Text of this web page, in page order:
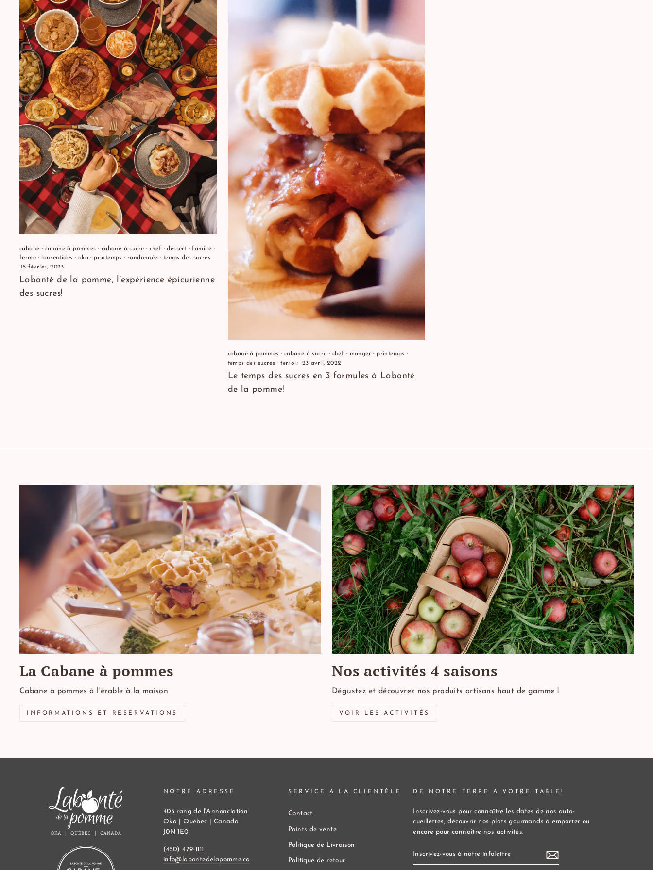
cabane · cabane à pommes · cabane à sucre · chef ·dessert ·famille ·
ferme · laurentides · oka · printemps · randonnée · temps des sucres
·15 février, 2023
Labonté de la pomme, l’expérience épicurienne
des sucres!
cabane à pommes · cabane à sucre · chef · manger · printemps ·
temps des sucres ·terroir ·23 avril, 2022
Le temps des sucres en 3 formules à Labonté
de la pomme!
La Cabane à pommes
Cabane à pommes à l'érable à la maison
INFORMATIONS ET RÉSERVATIONS
Nos activités 4 saisons
Dégustez et découvrez nos produits artisans haut de gamme !
VOIR LES ACTIVITÉS
NOTRE ADRESSE
405 rang de l'Annonciation
Oka | Québec | Canada
J0N 1E0
(450) 479-1111
info@labontedelapomme.ca
SERVICE À LA CLIENTÈLE
Contact
Points de vente
Politique de Livraison
Politique de retour
DE NOTRE TERRE À VOTRE TABLE!
Inscrivez-vous pour connaître les dates de nos auto-
cueillettes, découvrir nos plats gourmands à emporter ou
encore pour connaître nos activités.
VOUS
À